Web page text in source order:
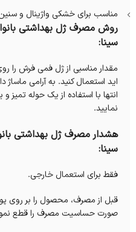
مناسب برای خشکی واژینال و
روش مصرف ژل بهداشتی
سینا:
مقدار مناسبی از ژل فمی فرش را
اید استعمال کنید. به آرامی
انتها با استفاده از یک حوله
نمایید.
هشدار مصرف ژل بهداشتی
سینا:
فقط برای استعمال خارجی.
قبل از مصرف، محصول را بر روی
صورت حساسیت مصرف را قطع